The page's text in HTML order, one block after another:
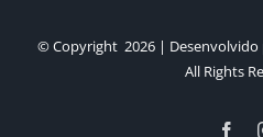
© Copyright 2026 | Desenvolvido
All Rights